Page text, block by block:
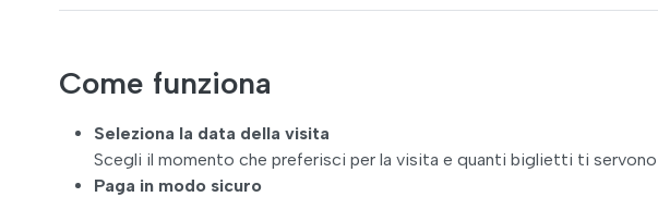
Come funziona
Seleziona la data della visita
Scegli il momento che preferisci per la visita e quanti biglietti ti servono
Paga in modo sicuro